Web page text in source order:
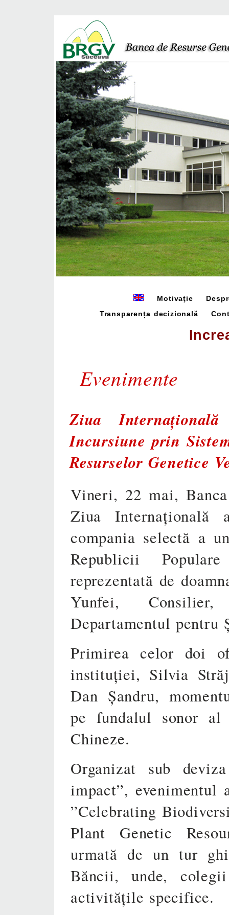
Motivaţie
Transparența decizională
Evenimente
Ziua
Incursiune prin
Resurselor Genetice
Vineri, 22 mai,
Ziua
compania selectă a
Republicii
reprezentată de
Yunfei,
Departamentul pentru
Primirea celor doi
instituției, Silvia
Dan Șandru,
pe fundalul sonor al
Chineze.
Organizat sub
impact”, evenimentul
”Celebrating
Plant Genetic
urmată de un tur
Băncii, unde,
activitățile specifice.